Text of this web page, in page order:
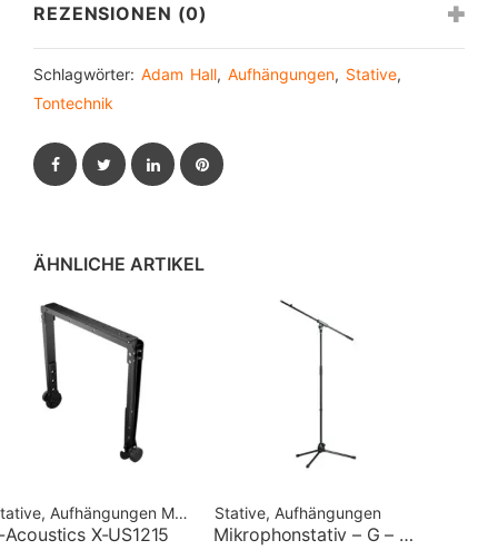
REZENSIONEN (0)
Schlagwörter: Adam Hall, Aufhängungen, Stative,
Tontechnik
FacebookTwitterLinkedInPinterest
ÄHNLICHE ARTIKEL
Aufhängungen Marke: L-Acoustics
Acoustics X-US1215
Stative, Aufhängungen
Mikrophonstativ – G – Armlänge 830mm